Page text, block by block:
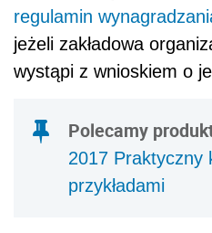
regulamin
jeżeli zakładowa
wystąpi z wnioskiem o
Polecamy
2017 Praktyczny
przykładami